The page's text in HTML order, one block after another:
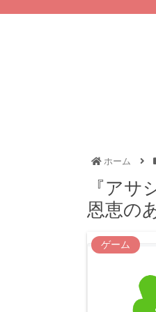
ホーム
『アサ
恩恵の
ゲーム